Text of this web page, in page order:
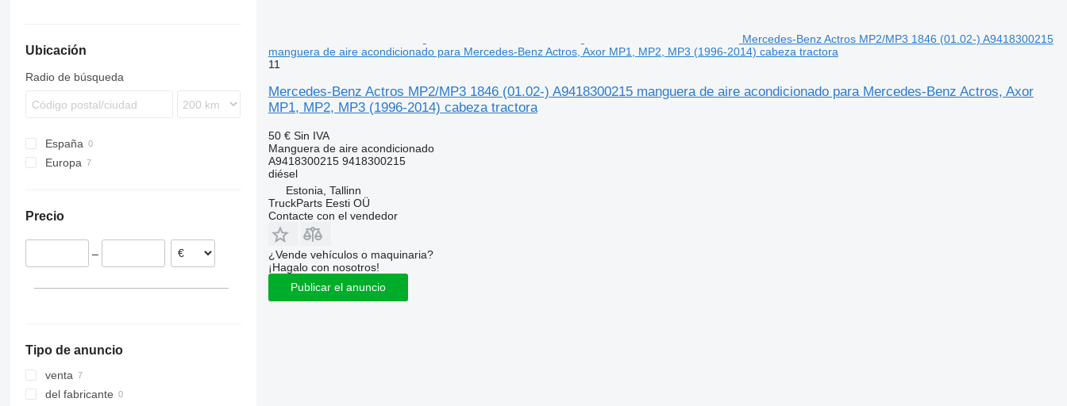
Actros 2551
Econic
FMX
Ubicación
Radio de búsqueda
España
Europa
Precio
–
Tipo de anuncio
venta
del fabricante
Mercedes-Benz Actros MP2/MP3 1846 (01.02-) A9418300215
manguera de aire acondicionado para Mercedes-Benz Actros, Axor MP1, MP2, MP3 (1996-2014) cabeza tractora
11
Mercedes-Benz Actros MP2/MP3 1846 (01.02-) A9418300215 manguera de aire acondicionado para Mercedes-Benz Actros, Axor
MP1, MP2, MP3 (1996-2014) cabeza tractora
50 € Sin IVA
Manguera de aire acondicionado
A9418300215 9418300215
diésel
Estonia, Tallinn
TruckParts Eesti OÜ
Contacte con el vendedor
¿Vende vehículos o maquinaria?
¡Hagalo con nosotros!
Publicar el anuncio